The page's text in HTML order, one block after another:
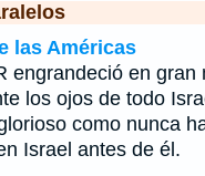
las Américas
engrandeció en gran
los ojos de todo
como nunca
Israel antes de él.